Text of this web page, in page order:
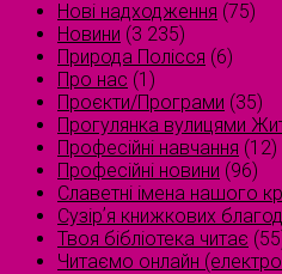
Нові надходження (75)
Новини (3 235)
Природа Полісся (6)
Про нас (1)
Проєкти/Програми (35)
Прогулянка вулицями
Професійні навчання (12)
Професійні новини (96)
Славетні імена нашого
Сузірʼя книжкових
Твоя бібліотека читає
Читаємо онлайн